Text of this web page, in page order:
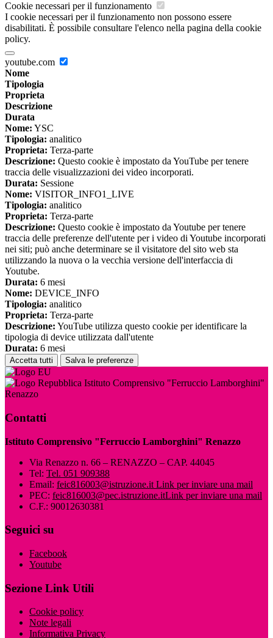
Cookie necessari per il funzionamento
I cookie necessari per il funzionamento non possono essere
disabilitati. È possibile consultare l'elenco nella pagina della cookie
policy.
youtube.com
Nome
Tipologia
Proprieta
Descrizione
Durata
Nome: YSC
Tipologia: analitico
Proprieta: Terza-parte
Descrizione: Questo cookie è impostato da YouTube per tenere
traccia delle visualizzazioni dei video incorporati.
Durata: Sessione
Nome: VISITOR_INFO1_LIVE
Tipologia: analitico
Proprieta: Terza-parte
Descrizione: Questo cookie è impostato da Youtube per tenere
traccia delle preferenze dell'utente per i video di Youtube incorporati
nei siti; può anche determinare se il visitatore del sito web sta
utilizzando la nuova o la vecchia versione dell'interfaccia di
Youtube.
Durata: 6 mesi
Nome: DEVICE_INFO
Tipologia: analitico
Proprieta: Terza-parte
Descrizione: YouTube utilizza questo cookie per identificare la
tipologia di device utilizzata dall'utente
Durata: 6 mesi
Accetta tutti Salva le preferenze
Istituto Comprensivo "Ferruccio Lamborghini"
Renazzo
Contatti
Istituto Comprensivo "Ferruccio Lamborghini" Renazzo
Via Renazzo n. 66 – RENAZZO – CAP. 44045
Tel: Tel. 051 909388
Email: feic816003@istruzione.it Link per inviare una mail
PEC: feic816003@pec.istruzione.itLink per inviare una mail
C.F.: 90012630381
Seguici su
Facebook
Youtube
Sezione Link Utili
Cookie policy
Note legali
Informativa Privacy